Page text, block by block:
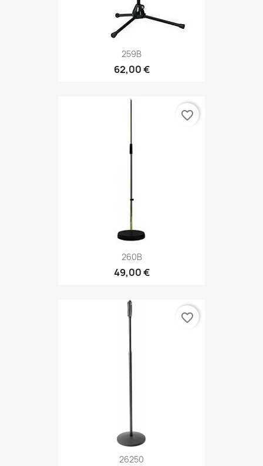
259B
62,00 €
260B
49,00 €
favorite_border
26250
favorite_border